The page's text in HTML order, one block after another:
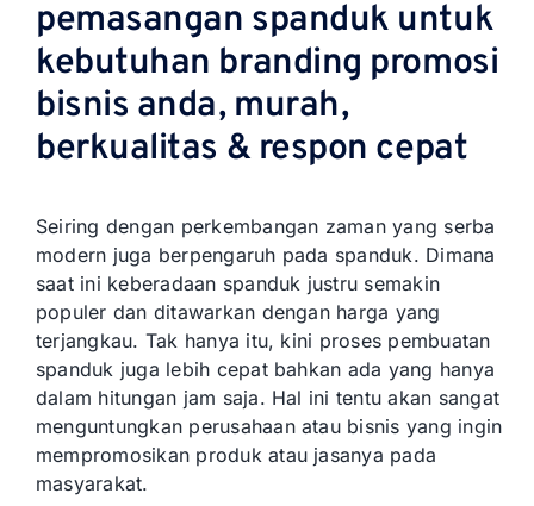
pemasangan spanduk untuk
kebutuhan branding promosi
bisnis anda, murah,
berkualitas & respon cepat
Seiring dengan perkembangan zaman yang serba
modern juga berpengaruh pada spanduk. Dimana
saat ini keberadaan spanduk justru semakin
populer dan ditawarkan dengan harga yang
terjangkau. Tak hanya itu, kini proses pembuatan
spanduk juga lebih cepat bahkan ada yang hanya
dalam hitungan jam saja. Hal ini tentu akan sangat
menguntungkan perusahaan atau bisnis yang ingin
mempromosikan produk atau jasanya pada
masyarakat.